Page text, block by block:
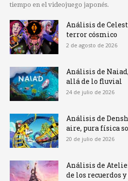
tiempo en el videojuego japonés.
Análisis de
terror cósmico
2 de agosto de 2026
Análisis de
allá de lo fluvial
24 de julio de 2026
Análisis de
aire, pura física
20 de julio de 2026
Análisis de
de los recuerdos y